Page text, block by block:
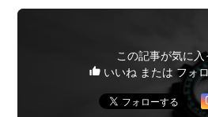
この記事が気に入
いいね または フォ